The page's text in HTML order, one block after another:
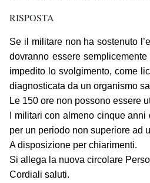
RISPOSTA
Se il militare non ha sostenuto
dovranno essere
impedito lo svolgimento, come
diagnosticata da un organismo
Le 150 ore non possono essere
I militari con almeno cinque
per un periodo non superiore ad
A disposizione per chiarimenti.
Si allega la nuova circolare
Cordiali saluti.